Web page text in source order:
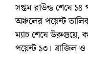
সপ্তম রাউন্ড শেষে ১৪
অঞ্চলের পয়েন্ট
ম্যাচ শেষে উরুগুয়ে,
পয়েন্ট ১৩। ব্রাজিল ও